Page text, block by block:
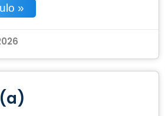
»